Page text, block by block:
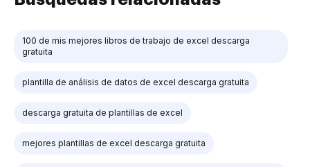
100 de mis mejores libros de trabajo de excel descarga
gratuita
plantilla de análisis de datos de excel descarga gratuita
descarga gratuita de plantillas de excel
mejores plantillas de excel descarga gratuita